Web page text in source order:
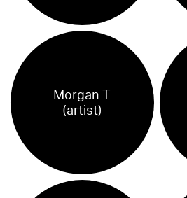
Morgan T
(artist)